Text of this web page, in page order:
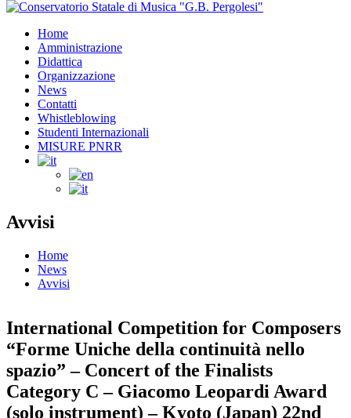
Home
Amministrazione
Didattica
Organizzazione
News
Contatti
Whistleblowing
Studenti Internazionali
MISURE PNRR
Avvisi
Home
News
Avvisi
International Competition for Composers
“Forme Uniche della continuità nello
spazio” – Concert of the Finalists
Category C – Giacomo Leopardi Award
(solo instrument) – Kyoto (Japan) 22nd